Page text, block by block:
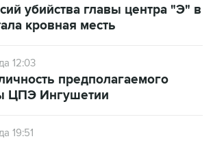
убийства главы центра "Э" в
кровная месть
12:03
предполагаемого
ЦПЭ Ингушетии
19:51